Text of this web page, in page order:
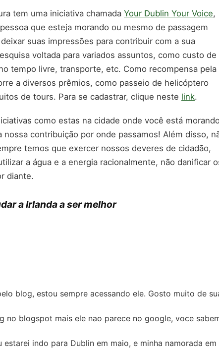
tem uma iniciativa chamada Your Dublin Your Voice,
que esteja morando ou mesmo de passagem
suas impressões para contribuir com a sua
voltada para variados assuntos, como custo de
tempo livre, transporte, etc. Como recompensa pela
a diversos prêmios, como passeio de helicóptero
de tours. Para se cadastrar, clique neste link.
como estas na cidade onde você está
nossa contribuição por onde passamos! Além disso,
temos que exercer nossos deveres de cidadão,
a água e a energia racionalmente, não danificar
diante.
a Irlanda a ser melhor
blog, estou sempre acessando ele. Gosto muito de
no blogspot mais ele nao parece no google, voce
indo para Dublin em maio, e minha namorada